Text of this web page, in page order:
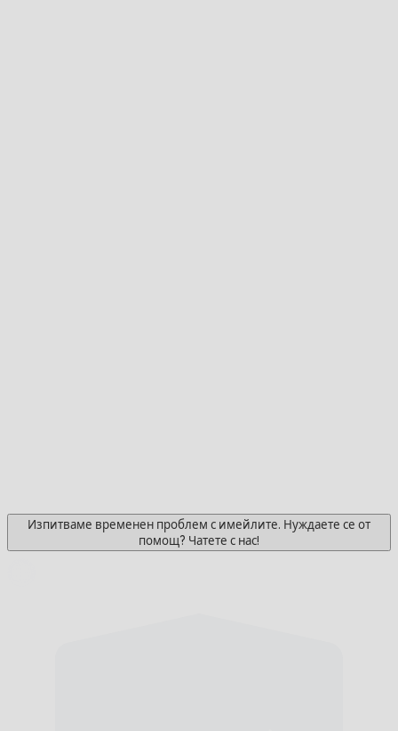
Изпитваме временен проблем с имейлите. Нуждаете се от
помощ? Чатете с нас!